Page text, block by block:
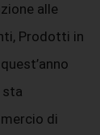
alle
Prodotti in
sta
di